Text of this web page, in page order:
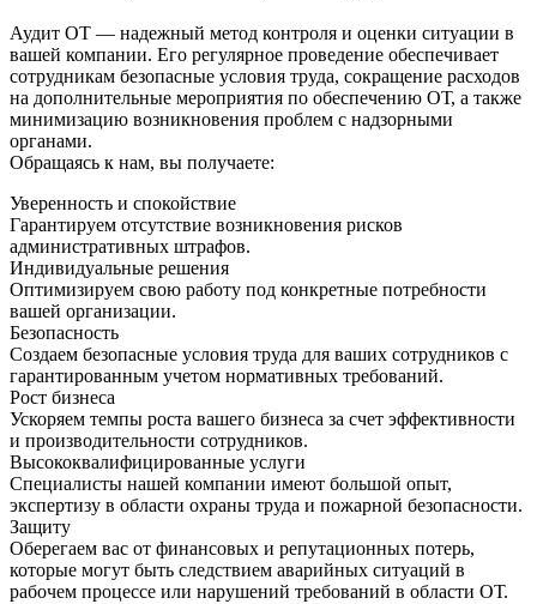
Аудит ОТ — надежный метод контроля и оценки ситуации в
вашей компании. Его регулярное проведение обеспечивает
сотрудникам безопасные условия труда, сокращение расходов
на дополнительные мероприятия по обеспечению ОТ, а также
минимизацию возникновения проблем с надзорными
органами.
Обращаясь к нам, вы получаете:
Уверенность и спокойствие
Гарантируем отсутствие возникновения рисков
административных штрафов.
Индивидуальные решения
Оптимизируем свою работу под конкретные потребности
вашей организации.
Безопасность
Создаем безопасные условия труда для ваших сотрудников с
гарантированным учетом нормативных требований.
Рост бизнеса
Ускоряем темпы роста вашего бизнеса за счет эффективности
и производительности сотрудников.
Высококвалифицированные услуги
Специалисты нашей компании имеют большой опыт,
экспертизу в области охраны труда и пожарной безопасности.
Защиту
Оберегаем вас от финансовых и репутационных потерь,
которые могут быть следствием аварийных ситуаций в
рабочем процессе или нарушений требований в области ОТ.